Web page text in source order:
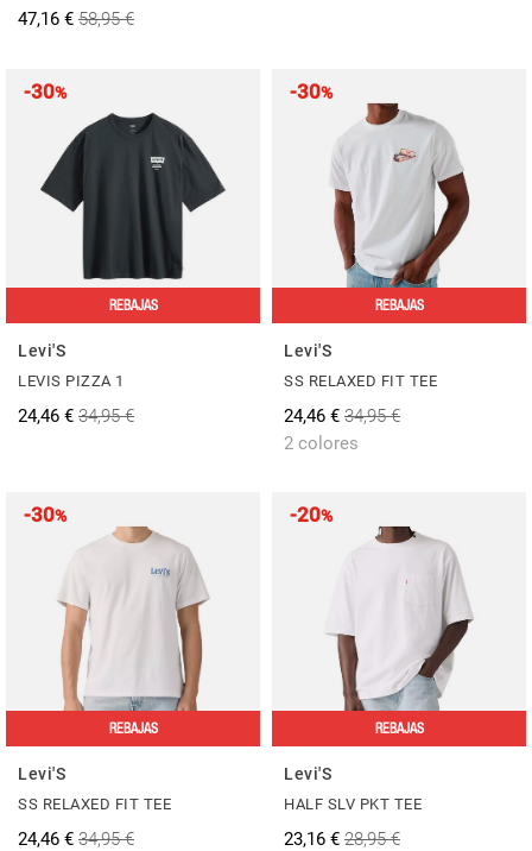
47,16 € 58,95 €
-30%
REBAJAS
Levi'S
LEVIS PIZZA 1
24,46 € 34,95 €
-30%
REBAJAS
Levi'S
SS RELAXED FIT TEE
24,46 € 34,95 €
2 colores
-30%
REBAJAS
Levi'S
SS RELAXED FIT TEE
24,46 € 34,95 €
-20%
REBAJAS
Levi'S
HALF SLV PKT TEE
23,16 € 28,95 €